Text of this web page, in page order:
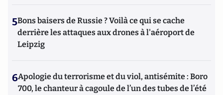
5Bons baisers de Russie ? Voilà ce qui se cache
derrière les attaques aux drones à l'aéroport de
Leipzig
6Apologie du terrorisme et du viol, antisémite : Boro
700, le chanteur à cagoule de l’un des tubes de l’été